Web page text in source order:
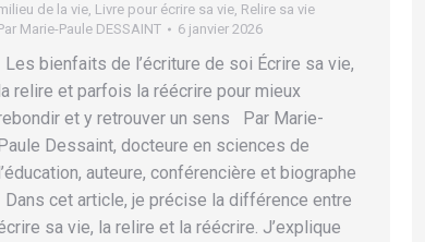
de la vie Livre pour écrire sa vie Relire sa vie
Marie-Paule DESSAINT 6 janvier 2026
Les bienfaits de l’écriture de soi Écrire sa vie,
relire et parfois la réécrire pour mieux
et y retrouver un sens Par Marie-
Dessaint, docteure en sciences de
auteure, conférencière et biographe
Dans cet article, je précise la différence entre
sa vie, la relire et la réécrire. J’explique